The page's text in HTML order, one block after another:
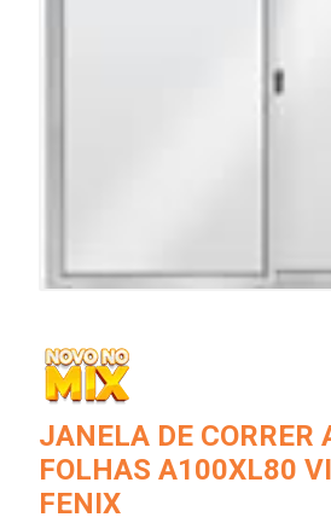
JANELA DE CORRER
FOLHAS A100XL80
FENIX